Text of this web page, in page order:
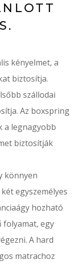
kényelmet, a
biztosítja.
szállodai
Az boxspring
a legnagyobb
biztosítják
könnyen
egyszemélyes
hozható
folyamat, egy
A hard
matrachoz